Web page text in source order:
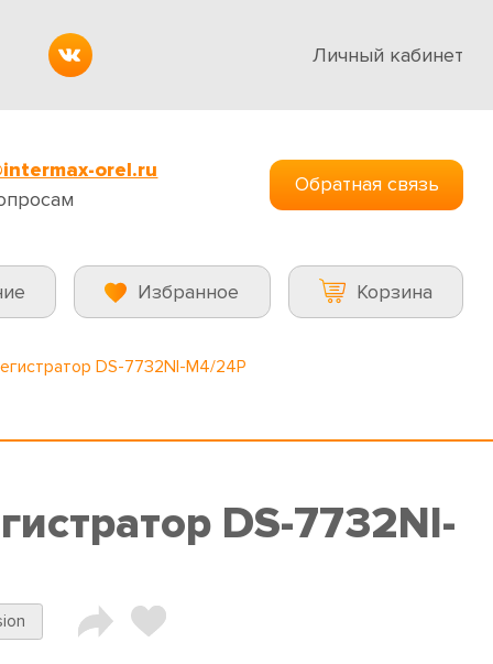
Личный кабинет
orel.ru
Обратная связь
Избранное Корзина
DS-7732NI-M4/24P
DS-7732NI-